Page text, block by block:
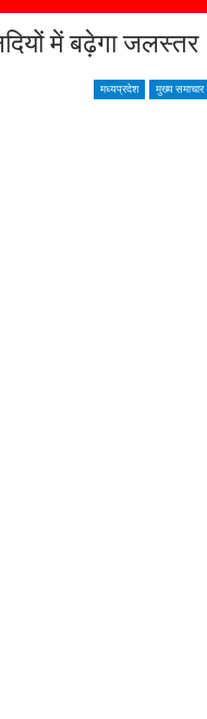
में बढ़ेगा जलस्तर
मध्यप्रदेश मुख्य समाचार